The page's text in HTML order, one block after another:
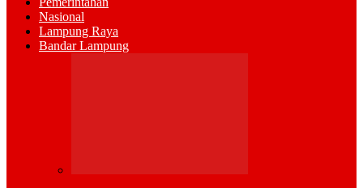
Nasional
Lampung Raya
Bandar Lampung